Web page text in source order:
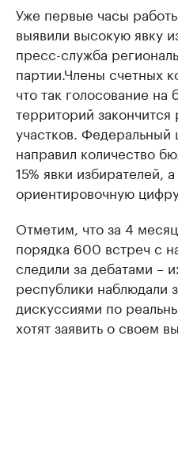
Уже первые часы
выявили высокую явку
пресс-служба
партии.Члены счетных
что так голосование на
территорий
участков. Федеральный
направил количество
15% явки избирателей,
ориентировочную
Отметим, что за 4
порядка 600 встреч с
следили за дебатами –
республики наблюдали
дискуссиями по
хотят заявить о своем